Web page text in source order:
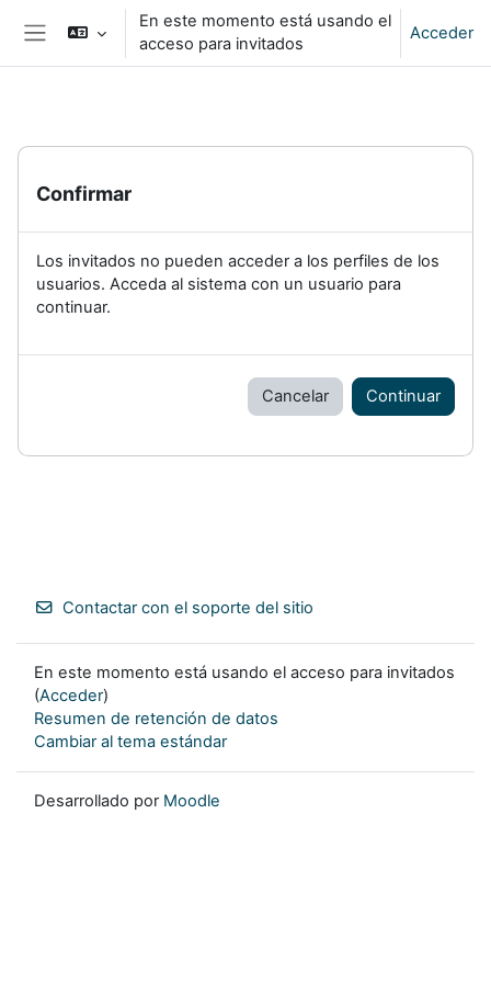
Salta al contenido principal
Panel lateral
En este momento está usando el
acceso para invitados
Acceder
Confirmar
Los invitados no pueden acceder a los perfiles de los
usuarios. Acceda al sistema con un usuario para
continuar.
Cancelar Continuar
Contactar con el soporte del sitio
En este momento está usando el acceso para invitados
(Acceder)
Resumen de retención de datos
Cambiar al tema estándar
Desarrollado por Moodle